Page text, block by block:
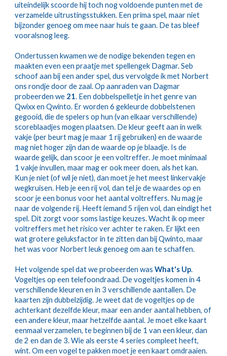
uiteindelijk scoorde hij toch nog voldoende punten met de
verzamelde uitrustingsstukken. Een prima spel, maar niet
bijzonder genoeg om mee naar huis te gaan. De tas bleef
vooralsnog leeg.
Ondertussen kwamen we de nodige bekenden tegen en
maakten even een praatje met spellengek Dagmar. Seb
schoof aan bij een ander spel, dus vervolgde ik met Norbert
ons rondje door de zaal. Op aanraden van Dagmar
probeerden we 21. Een dobbelspelletje in het genre van
Qwixx en Qwinto. Er worden 6 gekleurde dobbelstenen
gegooid, die de spelers op hun (van elkaar verschillende)
scoreblaadjes mogen plaatsen. De kleur geeft aan in welk
vakje (per beurt mag je maar 1 rij gebruiken) en de waarde
mag niet hoger zijn dan de waarde op je blaadje. Is de
waarde gelijk, dan scoor je een voltreffer. Je moet minimaal
1 vakje invullen, maar mag er ook meer doen, als het kan.
Kun je niet (of wil je niet), dan moet je het meest linkervakje
wegkruisen. Heb je een rij vol, dan tel je de waardes op en
scoor je een bonus voor het aantal voltreffers. Nu mag je
naar de volgende rij. Heeft iemand 5 rijen vol, dan eindigt het
spel. Dit zorgt voor soms lastige keuzes. Wacht ik op meer
voltreffers met het risico ver achter te raken. Er lijkt een
wat grotere geluksfactor in te zitten dan bij Qwinto, maar
het was voor Norbert leuk genoeg om aan te schaffen.
Het volgende spel dat we probeerden was What's Up.
Vogeltjes op een telefoondraad. De vogeltjes komen in 4
verschillende kleuren en in 3 verschillende aantallen. De
kaarten zijn dubbelzijdig. Je weet dat de vogeltjes op de
achterkant dezelfde kleur, maar een ander aantal hebben, of
een andere kleur, maar hetzelfde aantal. Je moet elke kaart
eenmaal verzamelen, te beginnen bij de 1 van een kleur, dan
de 2 en dan de 3. Wie als eerste 4 series compleet heeft,
wint. Om een vogel te pakken moet je een kaart omdraaien.